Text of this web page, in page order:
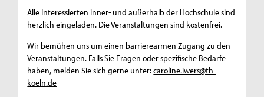
Alle Interessierten inner- und außerhalb der Hochschule sind
herzlich eingeladen. Die Veranstaltungen sind kostenfrei.
Wir bemühen uns um einen barrierearmen Zugang zu den
Veranstaltungen. Falls Sie Fragen oder spezifische Bedarfe
haben, melden Sie sich gerne unter:caroline.iwers@th-
koeln.de